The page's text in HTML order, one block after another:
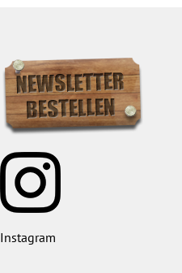
Instagram